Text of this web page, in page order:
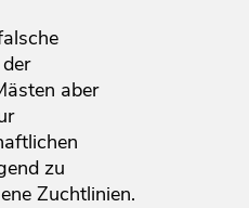
aber
zu
Zuchtlinien.